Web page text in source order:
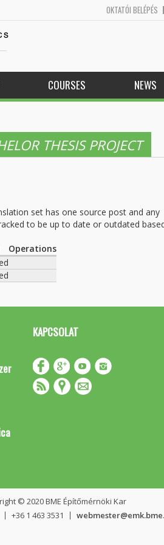
OKTATÓI BELÉPÉS
COURSES NEWS
THESIS PROJECT
set has one source post and any
to be up to date or outdated
Operations
KAPCSOLAT
© 2020 BME Építőmérnöki Kar
+36 1 463 3531